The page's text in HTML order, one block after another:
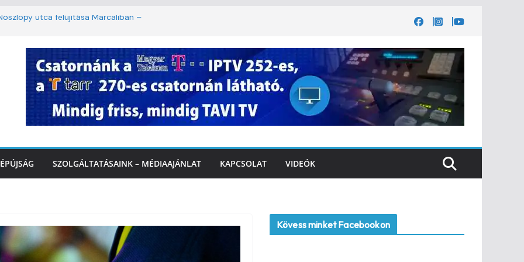
utca felújítása Marcaliban –
lakossági felháborodást váltott ki a
Marcaliban – VIDEÓ
a Balatonnál – az első félidő végén
SZOLGÁLTATÁSAINK – MÉDIAAJÁNLAT KAPCSOLAT VIDEÓK
Kövess minket Facebookon